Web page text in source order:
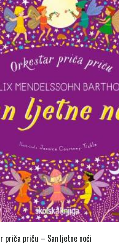
priča priču – San ljetne noći